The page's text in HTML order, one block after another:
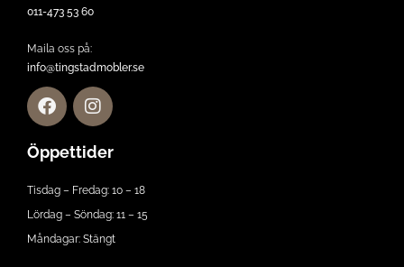
011-473 53 60
Maila oss på:
info@tingstadmobler.se
Öppettider
Tisdag – Fredag: 10 – 18
Lördag – Söndag: 11 – 15
Måndagar: Stängt